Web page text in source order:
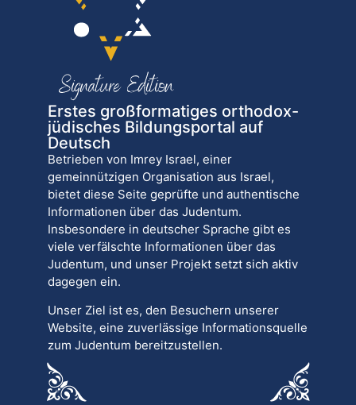
Erstes großformatiges orthodox-
jüdisches Bildungsportal auf
Deutsch
Betrieben von Imrey Israel, einer
gemeinnützigen Organisation aus Israel,
bietet diese Seite geprüfte und authentische
Informationen über das Judentum.
Insbesondere in deutscher Sprache gibt es
viele verfälschte Informationen über das
Judentum, und unser Projekt setzt sich aktiv
dagegen ein.
Unser Ziel ist es, den Besuchern unserer
Website, eine zuverlässige Informationsquelle
zum Judentum bereitzustellen.